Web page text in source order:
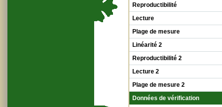
Reproductibilité
Lecture
Plage de mesure
Linéarité 2
Reproductibilité 2
Lecture 2
Plage de mesure 2
Données de vérification